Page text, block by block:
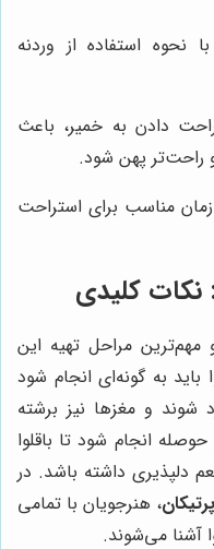
نحوه استفاده از وردنه
دادن به خمیر، باعث
راحت‌تر پهن شود.
مناسب برای استراحت
کلیدی
مراحل تهیه این
به گونه‌ای انجام شود
شوند و مغزها نیز برشته
انجام شود تا باقلوا
دلپذیری داشته باشد. در
، هنرجویان با تمامی
آشنا می‌شوند.